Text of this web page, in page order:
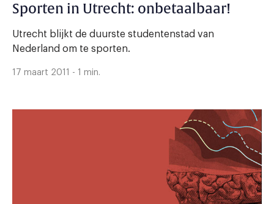
Sporten in Utrecht: onbetaalbaar!
Utrecht blijkt de duurste studentenstad van
Nederland om te sporten.
17 maart 2011 - 1 min.